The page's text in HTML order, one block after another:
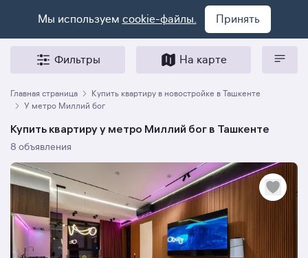
Мы используем cookie-файлы. Принять
Фильтры На карте
Главная страница
Купить квартиру в новостройке в Ташкенте
У метро Миллий бог
Купить квартиру у метро Миллий бог в Ташкенте
8 объявления